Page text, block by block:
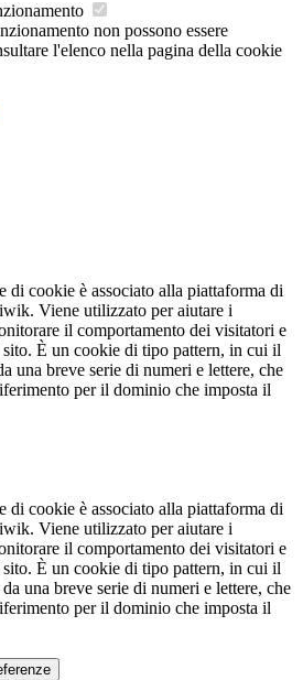
non possono essere
l'elenco nella pagina della cookie
di cookie è associato alla piattaforma di
Viene utilizzato per aiutare i
il comportamento dei visitatori e
È un cookie di tipo pattern, in cui il
una breve serie di numeri e lettere, che
per il dominio che imposta il
di cookie è associato alla piattaforma di
Viene utilizzato per aiutare i
il comportamento dei visitatori e
È un cookie di tipo pattern, in cui il
una breve serie di numeri e lettere, che
per il dominio che imposta il